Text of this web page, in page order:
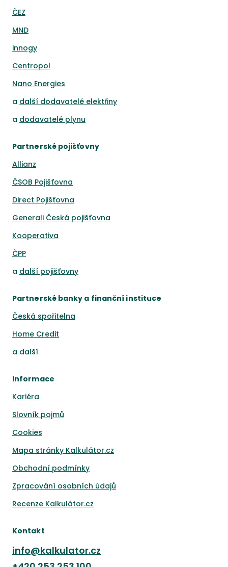
ČEZ
MND
innogy
Centropol
Nano Energies
a další dodavatelé elektřiny
a dodavatelé plynu
Partnerské pojišťovny
Allianz
ČSOB Pojišťovna
Direct Pojišťovna
Generali Česká pojišťovna
Kooperativa
ČPP
a další pojišťovny
Partnerské banky a finanční instituce
Česká spořitelna
Home Credit
a další
Informace
Kariéra
Slovník pojmů
Cookies
Mapa stránky Kalkulátor.cz
Obchodní podmínky
Zpracování osobních údajů
Recenze Kalkulátor.cz
Kontakt
info@kalkulator.cz